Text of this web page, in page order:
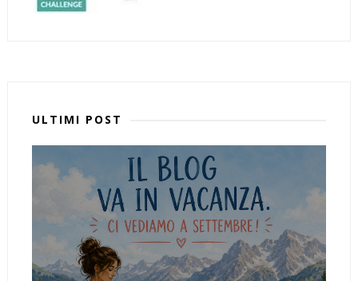
ULTIMI POST